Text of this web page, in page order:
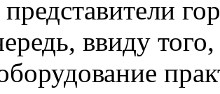
ввиду